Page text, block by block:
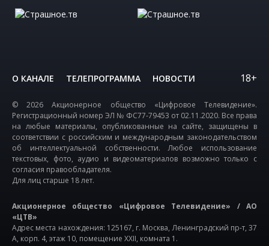
О КАНАЛЕ ТЕЛЕПРОГРАММА НОВОСТИ 18+
© 2026 Акционерное общество «Цифровое Телевидение».
Регистрационный номер ЭЛ № ФС77-79453 от 02.11.2020. Все права
на любые материалы, опубликованные на сайте, защищены в
соответствии с российским и международным законодательством
об интеллектуальной собственности. Любое использование
текстовых, фото, аудио и видеоматериалов возможно только с
согласия правообладателя.
Для лиц старше 18 лет.
Акционерное общество «Цифровое Телевидение» / АО
«ЦТВ»
Адрес места нахождения: 125167, г. Москва, Ленинградский пр-т, 37
А, корп. 4, этаж 10, помещение XXII, комната 1.